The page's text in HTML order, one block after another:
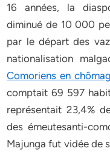
16 années, la
diminué de 10 000
par le départ des
nationalisation
Comoriens en
comptait 69 597
représentait 23,4%
des émeutesanti-
Majunga fut vidée de